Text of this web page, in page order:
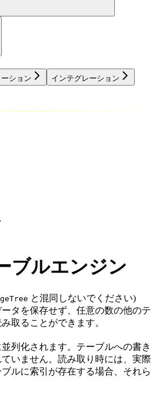
ション
インテグレーション
ブルエンジン
と混同しないでください)
タを保存せず、任意の数の他のテ
取ることができます。
列化されます。テーブルへの書き
いません。読み取り時には、実際
ルに索引が存在する場合、それら